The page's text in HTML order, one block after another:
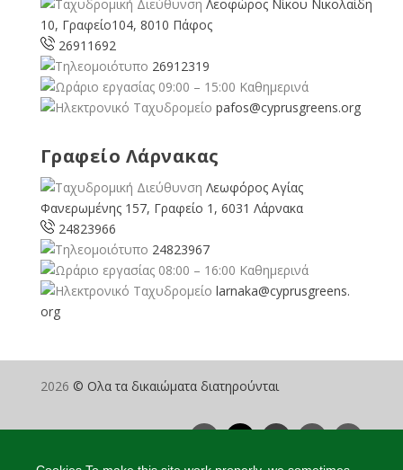
Λεοφώρος Νίκου Νικολαίδη
10, Γραφείο104, 8010 Πάφος
26911692
26912319
09:00 – 15:00 Καθημερινά
pafos@cyprusgreens.org
Γραφείο Λάρνακας
Λεωφόρος Αγίας
Φανερωμένης 157, Γραφείο 1, 6031 Λάρνακα
24823966
24823967
08:00 – 16:00 Καθημερινά
larnaka@cyprusgreens.
org
2026 © Ολα τα δικαιώματα διατηρούνται